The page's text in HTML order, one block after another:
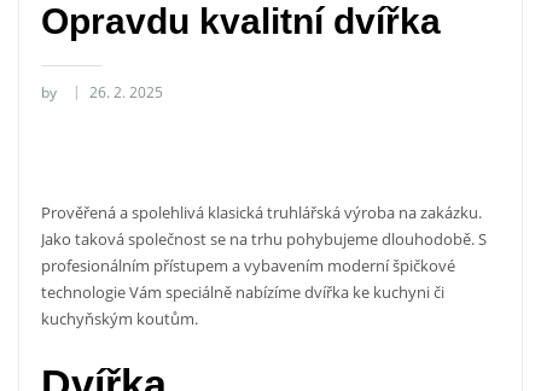
Opravdu kvalitní dvířka
by 26. 2. 2025
Prověřená a spolehlivá klasická truhlářská výroba na zakázku.
Jako taková společnost se na trhu pohybujeme dlouhodobě. S
profesionálním přístupem a vybavením moderní špičkové
technologie Vám speciálně nabízíme dvířka ke kuchyni či
kuchyňským koutům.